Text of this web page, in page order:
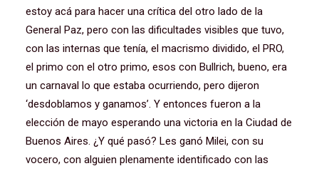
estoy acá para hacer una crítica del otro lado de la
General Paz, pero con las dificultades visibles que tuvo,
con las internas que tenía, el macrismo dividido, el PRO,
el primo con el otro primo, esos con Bullrich, bueno, era
un carnaval lo que estaba ocurriendo, pero dijeron
‘desdoblamos y ganamos’. Y entonces fueron a la
elección de mayo esperando una victoria en la Ciudad de
Buenos Aires. ¿Y qué pasó? Les ganó Milei, con su
vocero, con alguien plenamente identificado con las